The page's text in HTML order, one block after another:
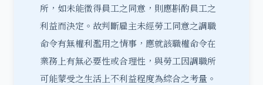
所，如未能徵得員工之同意，則應斟酌員工之
利益而決定。故判斷雇主未經勞工同意之調職
命令有無權利濫用之情事，應就該職權命令在
業務上有無必要性或合理性，與勞工因調職所
可能蒙受之生活上不利益程度為綜合之考量。